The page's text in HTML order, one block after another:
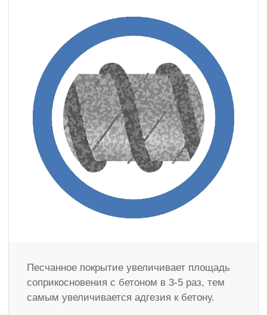
Песчанное покрытие увеличивает площадь
соприкосновения с бетоном в 3-5 раз, тем
самым увеличивается адгезия к бетону.